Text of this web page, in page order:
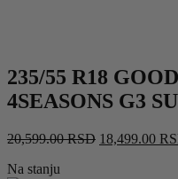
235/55 R18
4SEASONS G3
20,599.00RSD Originalna
18,499.00
Na stanju